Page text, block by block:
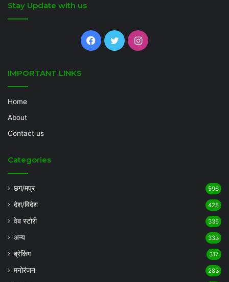
Stay Update with us
Facebook
TwitterInstagram
IMPORTANT LINKS
Home
About
Contact us
Categories
छग/मप्र 596
देश/विदेश 428
वेब स्टोरी 335
अन्य 333
ब्रेकिंग 317
मनोरंजन 283